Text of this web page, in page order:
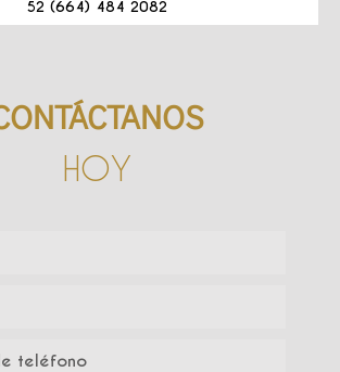
52 (664) 484 2082
HOY